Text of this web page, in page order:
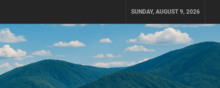
SUNDAY, AUGUST 9, 2026